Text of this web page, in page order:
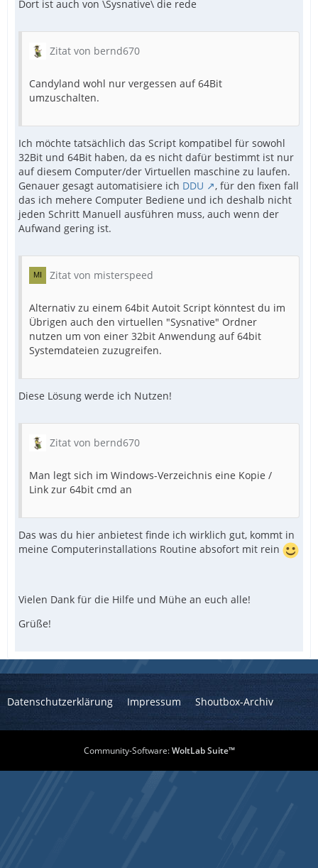
Dort ist auch von \Sysnative\ die rede
Zitat von bernd670
Candyland wohl nur vergessen auf 64Bit
umzuschalten.
Ich möchte tatsächlich das Script kompatibel für sowohl
32Bit und 64Bit haben, da es nicht dafür bestimmt ist nur
auf diesem Computer/der Virtuellen maschine zu laufen.
Genauer gesagt automatisiere ich DDU
, für den fixen fall
das ich mehere Computer Bediene und ich deshalb nicht
jeden Schritt Manuell ausführen muss, auch wenn der
Aufwand gering ist.
Zitat von misterspeed
Alternativ zu einem 64bit Autoit Script könntest du im
Übrigen auch den virtuellen "Sysnative" Ordner
nutzen um von einer 32bit Anwendung auf 64bit
Systemdateien zuzugreifen.
Diese Lösung werde ich Nutzen!
Zitat von bernd670
Man legt sich im Windows-Verzeichnis eine Kopie /
Link zur 64bit cmd an
Das was du hier anbietest finde ich wirklich gut, kommt in
meine Computerinstallations Routine absofort mit rein
Vielen Dank für die Hilfe und Mühe an euch alle!
Grüße!
Datenschutzerklärung Impressum Shoutbox-Archiv
Community-Software:WoltLab Suite™